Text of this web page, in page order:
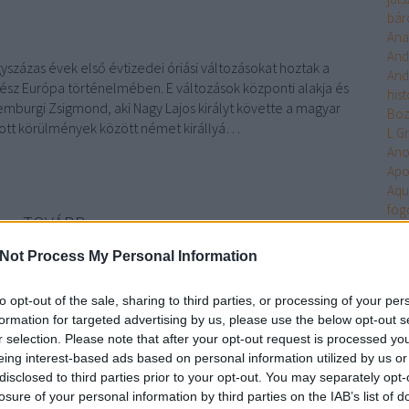
Process My Personal Information
opt-out of the sale, sharing to third parties, or processing of your
for targeted advertising by us, please use the below opt-out
selection. Please note that after your opt-out request is processed
interest-based ads based on personal information utilized by us
to third parties prior to your opt-out. You may separately
of your personal information by third parties on the IAB’s list of
évek első évtizedei óriási változásokat hoztak a
Európa történelmében. E változások központi alakja és
Zsigmond, aki Nagy Lajos királyt követte a magyar
körülmények között német királlyá…
TOVÁBB
romantikus kalandos Gold Book Bökös Sárkányos Rend